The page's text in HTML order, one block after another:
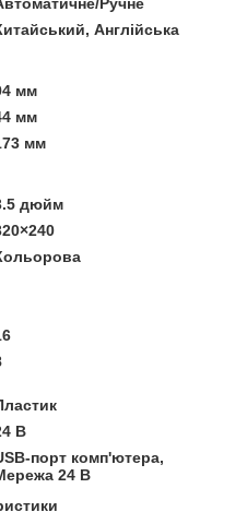
Англійська
мм
мм
мм
дюйм
В
порт комп'ютера,
24 В